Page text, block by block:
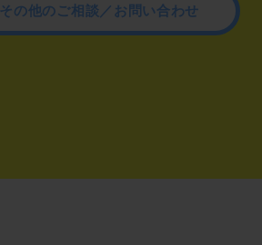
その他のご相談／お問い合わせ